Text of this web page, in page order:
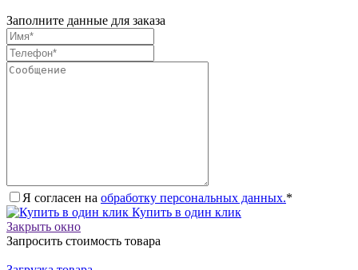
Заполните данные для заказа
Я согласен на обработку персональных данных.*
Купить в один клик
Закрыть окно
Запросить стоимость товара